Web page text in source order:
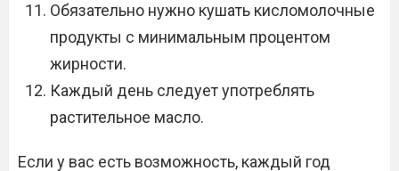
Обязательно нужно кушать кисломолочные
продукты с минимальным процентом
жирности.
Каждый день следует употреблять
растительное масло.
Если у вас есть возможность, каждый год